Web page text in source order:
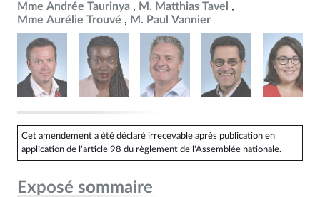
Mme Andrée Taurinya
M. Matthias Tavel
Mme Aurélie Trouvé
M. Paul Vannier
Cet amendement a été déclaré irrecevable après publication en
application de l'article 98 du règlement de l'Assemblée nationale.
Exposé sommaire